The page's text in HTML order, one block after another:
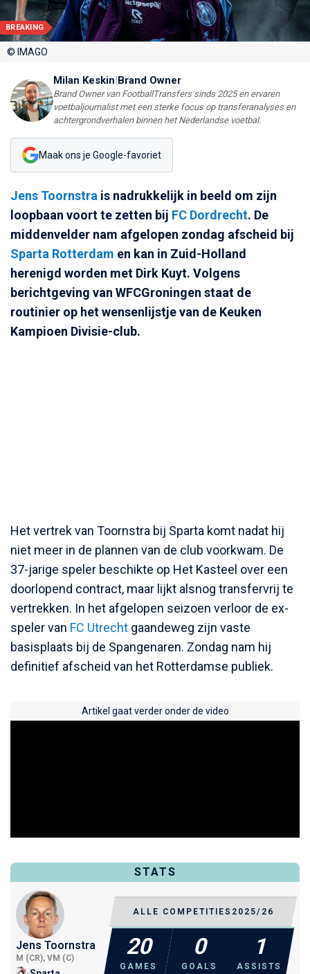
BREAKING
© IMAGO
Milan Keskin|Brand Owner
Brand Owner van FootballTransfers sinds 2025 en ervaren
voetbaljournalist met een sterke focus op transferanalyses en
achtergrondverhalen binnen het Nederlandse voetbal.
Maak ons je Google-favoriet
Jens Toornstra is nadrukkelijk in beeld om zijn
loopbaan voort te zetten bij FC Dordrecht. De
middenvelder nam afgelopen zondag afscheid bij
Sparta Rotterdam en kan in Zuid-Holland
herenigd worden met Dirk Kuyt. Volgens
berichtgeving van WFCGroningen staat de
routinier op het wensenlijstje van de Keuken
Kampioen Divisie-club.
Het vertrek van Toornstra bij Sparta komt nadat hij
niet meer in de plannen van de club voorkwam. De
37-jarige speler beschikte op Het Kasteel over een
doorlopend contract, maar lijkt alsnog transfervrij te
vertrekken. In het afgelopen seizoen verloor de ex-
speler van FC Utrecht gaandeweg zijn vaste
basisplaats bij de Spangenaren. Zondag nam hij
definitief afscheid van het Rotterdamse publiek.
Artikel gaat verder onder de video
STATS
Jens Toornstra
M (CR), VM (C)
ALLE COMPETITIES 2025/26
20
GAMES
0
GOALS
1
ASSISTS